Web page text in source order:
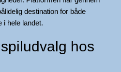
destination for både
i hele landet.
hos